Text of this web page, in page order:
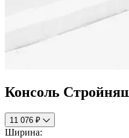
Консоль
11 076 ₽
Ширина: